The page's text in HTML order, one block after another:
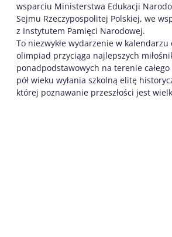
wsparciu Ministerstwa Edukacji
Sejmu Rzeczypospolitej Polskiej, we
z Instytutem Pamięci Narodowej.
To niezwykłe wydarzenie w
olimpiad przyciąga najlepszych
ponadpodstawowych na terenie
pół wieku wyłania szkolną elitę
której poznawanie przeszłości jest